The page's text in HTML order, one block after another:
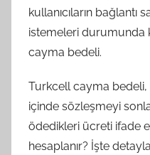
kullanıcıların bağlantı
istemeleri durumunda
cayma bedeli.
Turkcell cayma
içinde sözleşmeyi
ödedikleri ücreti ifade
hesaplanır? İşte